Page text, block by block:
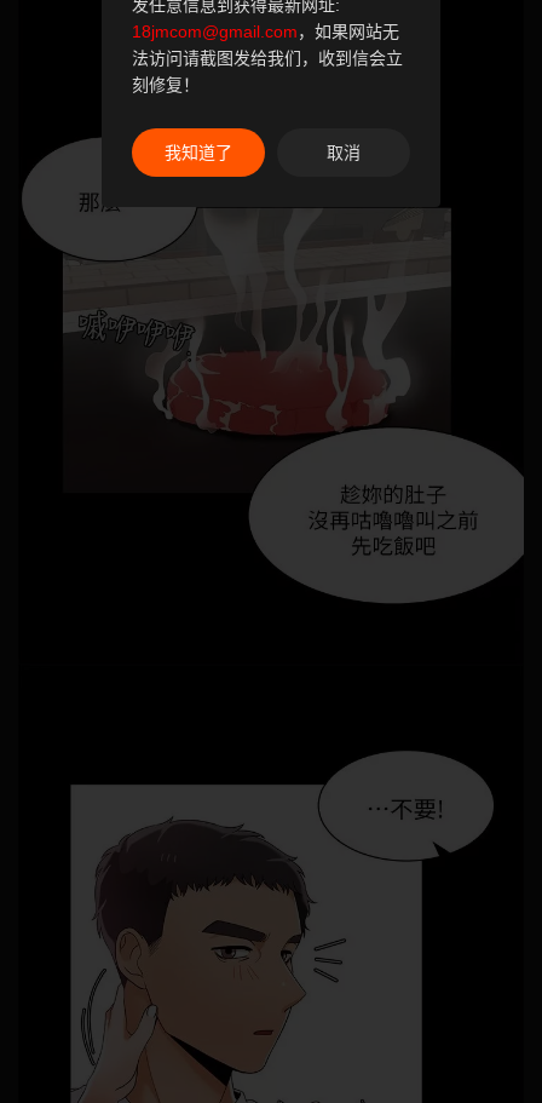
发任意信息到获得最新网址:
18jmcom@gmail.com，如果网站无
法访问请截图发给我们，收到信会立
刻修复！
我知道了 取消